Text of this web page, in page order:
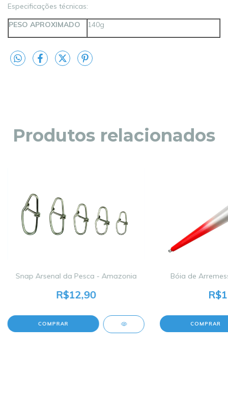
Especificações técnicas:
PESO APROXIMADO
140g
Produtos relacionados
Snap Arsenal da Pesca - Amazonia
R$12,90
COMPRAR
Bóia de